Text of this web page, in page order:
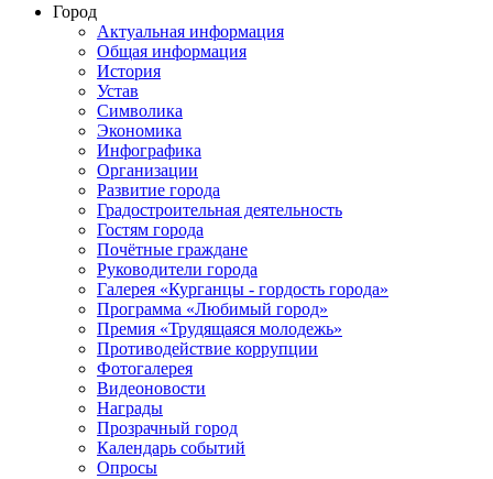
Город
Актуальная информация
Общая информация
История
Устав
Символика
Экономика
Инфографика
Организации
Развитие города
Градостроительная деятельность
Гостям города
Почётные граждане
Руководители города
Галерея «Курганцы - гордость города»
Программа «Любимый город»
Премия «Трудящаяся молодежь»
Противодействие коррупции
Фотогалерея
Видеоновости
Награды
Прозрачный город
Календарь событий
Опросы